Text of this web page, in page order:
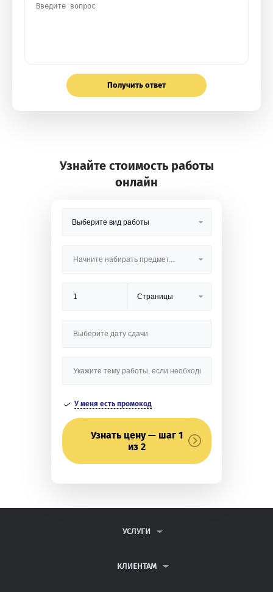
Получить ответ
Узнайте стоимость работы
онлайн
У меня есть промокод
Узнать цену — шаг 1
из 2
УСЛУГИ
ДИПЛОМНЫЕ РАБОТЫ
КЛИЕНТАМ